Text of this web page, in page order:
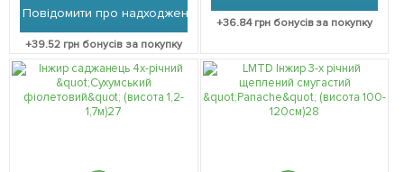
упаковці
Повідомити про надходження
+39.52грн бонусів за покупку
+36.84грн бонусів за покупку